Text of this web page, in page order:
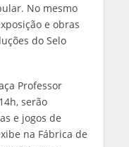
No mesmo
e obras
do Selo
Professor
serão
e jogos de
na Fábrica de